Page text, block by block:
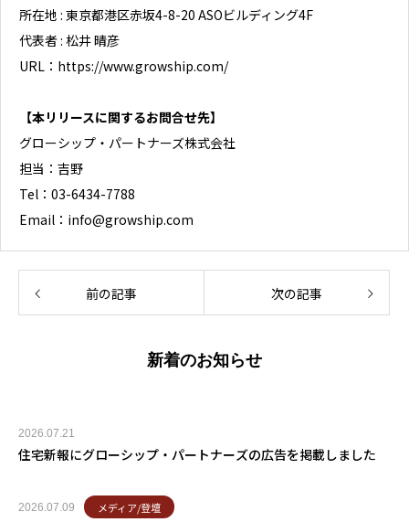
所在地 : 東京都港区赤坂4-8-20 ASOビルディング4F
代表者 : 松井 晴彦
URL：https://www.growship.com/
【本リリースに関するお問合せ先】
グローシップ・パートナーズ株式会社
担当：吉野
Tel：03-6434-7788
Email：info@growship.com
前の記事 次の記事
新着のお知らせ
2026.07.21
住宅新報にグローシップ・パートナーズの広告を掲載しました
2026.07.09 メディア/登壇